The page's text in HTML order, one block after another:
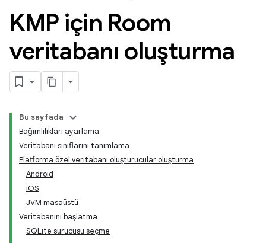
KMP için Room
veritabanı oluşturma
Bu sayfada
Bağımlılıkları ayarlama
Veritabanı sınıflarını tanımlama
Platforma özel veritabanı oluşturucular oluşturma
Android
iOS
JVM masaüstü
Veritabanını başlatma
SQLite sürücüsü seçme